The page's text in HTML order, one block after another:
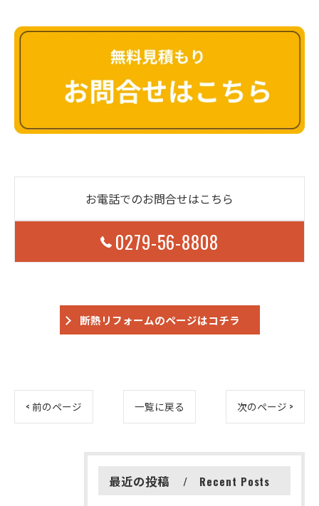
お電話でのお問合せはこちら
0279-56-8808
断熱リフォームのページはコチラ
< 前のページ 一覧に戻る 次のページ >
最近の投稿 Recent Posts